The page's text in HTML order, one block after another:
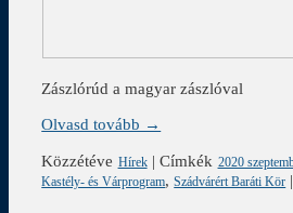
Zászlórúd a magyar zászlóval
Olvasd tovább →
Közzétéve Hírek|Címkék 2020
Kastély- és Várprogram,Szádvárért Baráti Kör